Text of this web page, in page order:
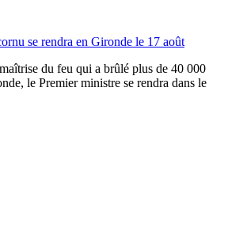
se rendra en Gironde le 17 août
du feu qui a brûlé plus de 40 000
le Premier ministre se rendra dans le